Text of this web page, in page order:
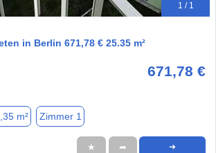
1 / 1
in Berlin 671,78 € 25.35 m²
671,78 €
m² Zimmer 1
★ ➦ ➜